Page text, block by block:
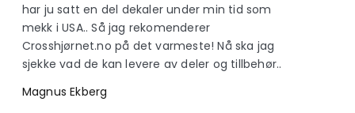
har ju satt en del dekaler under min tid som
mekk i USA.. Så jag rekomenderer
Crosshjørnet.no på det varmeste! Nå ska jag
sjekke vad de kan levere av deler og tillbehør..
Magnus Ekberg